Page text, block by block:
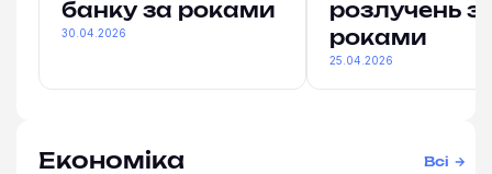
банку за роками
30.04.2026
розлучень
роками
25.04.2026
Економіка Всі